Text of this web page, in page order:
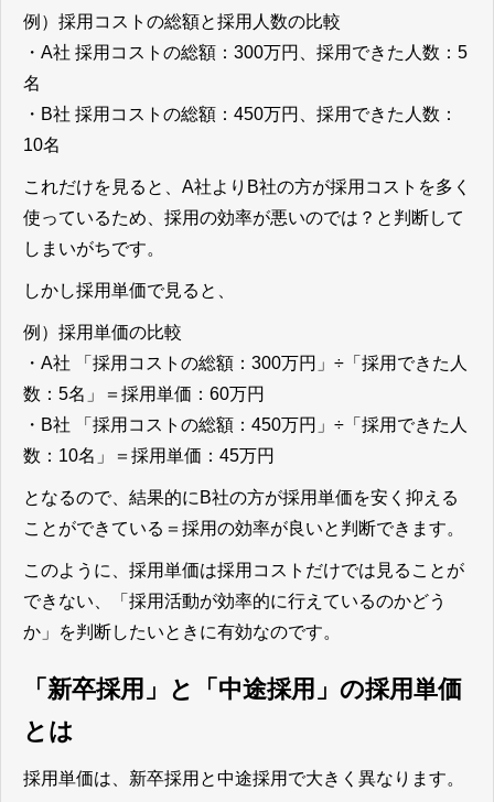
例）採用コストの総額と採用人数の比較
・A社 採用コストの総額：300万円、採用できた人数：5
名
・B社 採用コストの総額：450万円、採用できた人数：
10名
これだけを見ると、A社よりB社の方が採用コストを多く
使っているため、採用の効率が悪いのでは？と判断して
しまいがちです。
しかし採用単価で見ると、
例）採用単価の比較
・A社 「採用コストの総額：300万円」÷「採用できた人
数：5名」＝採用単価：60万円
・B社 「採用コストの総額：450万円」÷「採用できた人
数：10名」＝採用単価：45万円
となるので、結果的にB社の方が採用単価を安く抑える
ことができている＝採用の効率が良いと判断できます。
このように、採用単価は採用コストだけでは見ることが
できない、「採用活動が効率的に行えているのかどう
か」を判断したいときに有効なのです。
「新卒採用」と「中途採用」の採用単価
とは
採用単価は、新卒採用と中途採用で大きく異なります。